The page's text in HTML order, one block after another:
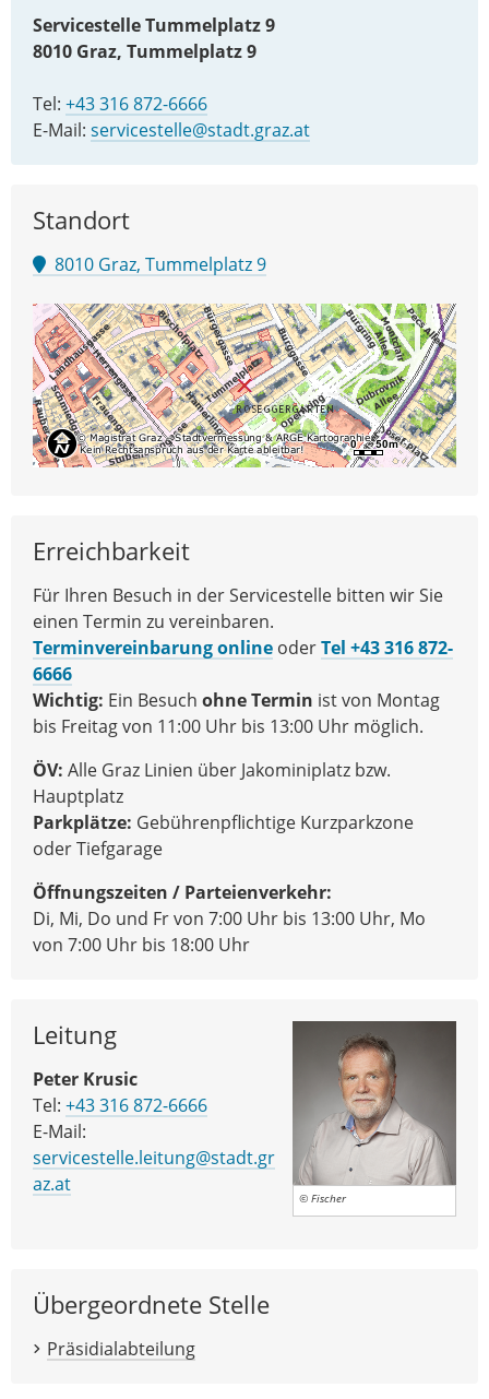
Servicestelle Tummelplatz 9
8010 Graz, Tummelplatz 9
Tel: +43 316 872-6666
E-Mail: servicestelle@stadt.graz.at
Standort
8010 Graz, Tummelplatz 9
Erreichbarkeit
Für Ihren Besuch in der Servicestelle bitten wir Sie
einen Termin zu vereinbaren.
Terminvereinbarung online oderTel +43 316 872-
6666
Wichtig: Ein Besuch ohne Termin ist von Montag
bis Freitag von 11:00 Uhr bis 13:00 Uhr möglich.
ÖV: Alle Graz Linien über Jakominiplatz bzw.
Hauptplatz
Parkplätze: Gebührenpflichtige Kurzparkzone
oder Tiefgarage
Öffnungszeiten / Parteienverkehr:
Di, Mi, Do und Fr von 7:00 Uhr bis 13:00 Uhr, Mo
von 7:00 Uhr bis 18:00 Uhr
© Fischer
Leitung
Peter Krusic
Tel: +43 316 872-6666
E-Mail:
servicestelle.leitung@stadt.gr
az.at
Übergeordnete Stelle
Präsidialabteilung